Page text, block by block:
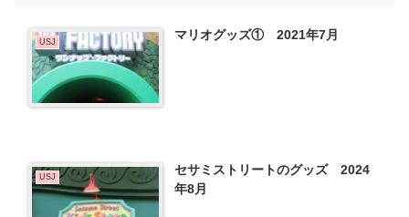
USJ マリオグッズ① 2021年7月
USJ
セサミストリートのグッズ 2024
年8月